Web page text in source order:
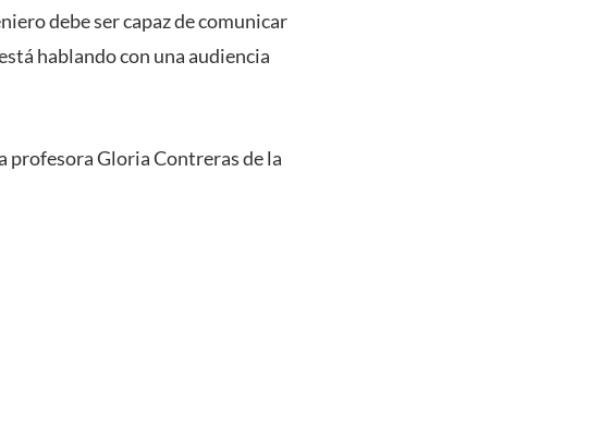
debe ser capaz de comunicar
hablando con una audiencia
profesora Gloria Contreras de la